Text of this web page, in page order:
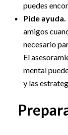
puedes
Pide ayuda.
amigos
necesario
El
mental
y las